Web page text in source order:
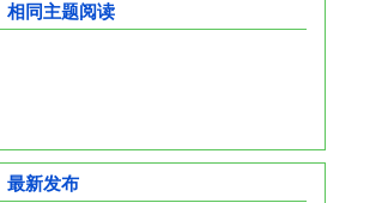
相同主题阅读
最新发布